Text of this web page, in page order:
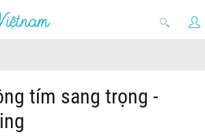
tím sang trọng -